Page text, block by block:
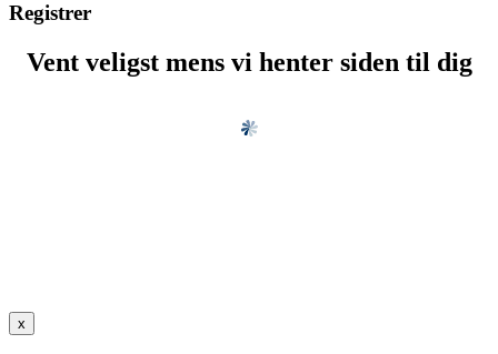
Registrer
Vent veligst mens vi henter siden til dig
x